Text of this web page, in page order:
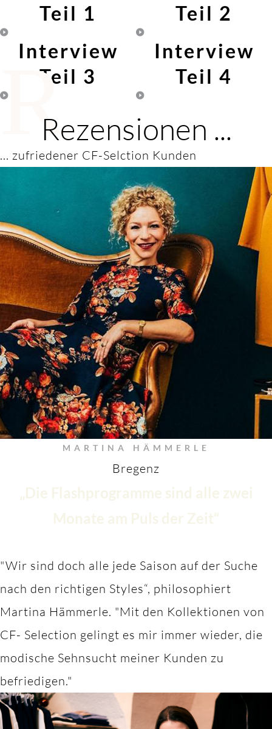
Teil 1
Teil 2
Interview
Teil 3
Interview
Teil 4
RRezensionen ...
... zufriedener CF-Selction Kunden
MARTINA HÄMMERLE
Bregenz
„Die Flashprogramme sind alle zwei
Monate am Puls der Zeit“
"Wir sind doch alle jede Saison auf der Suche
nach den richtigen Styles“, philosophiert
Martina Hämmerle. "Mit den Kollektionen von
CF- Selection gelingt es mir immer wieder, die
modische Sehnsucht meiner Kunden zu
befriedigen."